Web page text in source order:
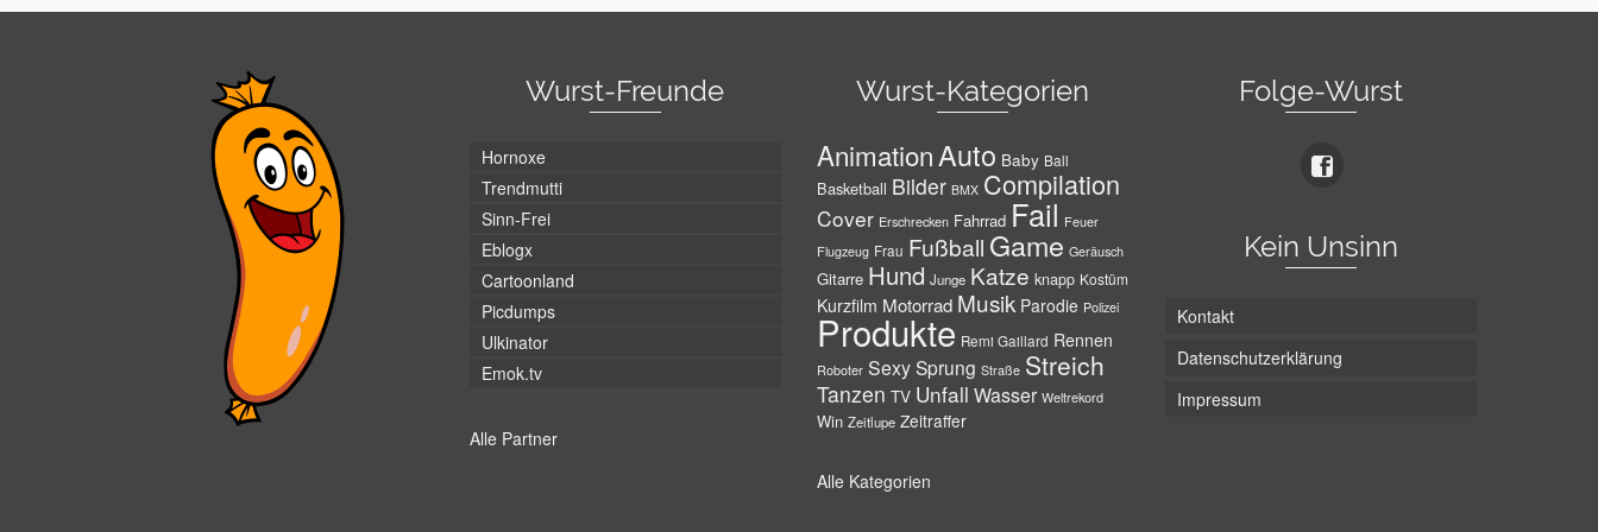
Wurst-Freunde
Hornoxe
Trendmutti
Sinn-Frei
Eblogx
Cartoonland
Picdumps
Ulkinator
Emok.tv
Alle Partner
Wurst-Kategorien
AnimationAuto Baby Ball
Basketball Bilder BMX Compilation
Cover Erschrecken Fahrrad Fail Feuer
Flugzeug Frau Fußball Game Geräusch
Gitarre Hund Junge Katze knapp Kostüm
Kurzfilm Motorrad Musik Parodie Polizei
Produkte Remi Gaillard Rennen
Roboter SexySprung Straße Streich
Tanzen TV Unfall Wasser Weltrekord
Win Zeitlupe Zeitraffer
Alle Kategorien
Folge-Wurst
Kein Unsinn
Kontakt
Datenschutzerklärung
Impressum